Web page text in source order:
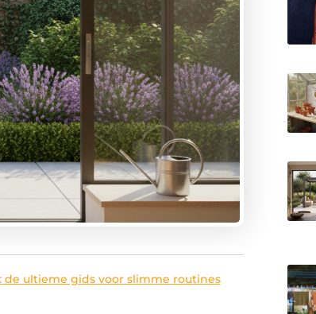
ultieme gids voor slimme routines